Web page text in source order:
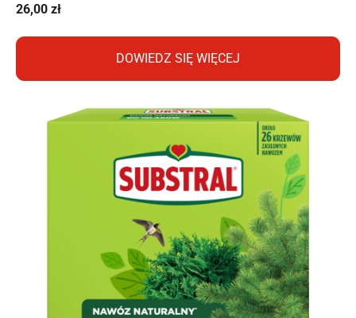
26,00 zł
DOWIEDZ SIĘ WIĘCEJ